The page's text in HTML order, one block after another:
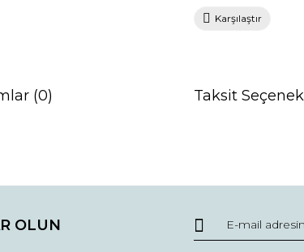
Karşılaştır
(0) Taksit
Yorum Yaz
OLUN